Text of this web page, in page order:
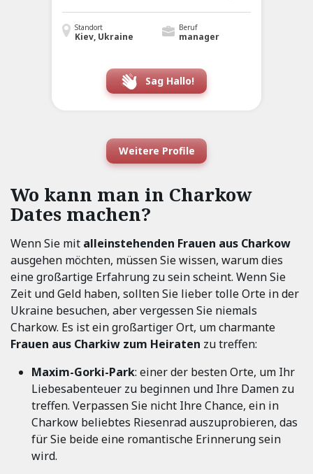
Standort
Kiev, Ukraine
Beruf
manager
Sag Hallo!
Weitere Profile
Wo kann man in Charkow
Dates machen?
Wenn Sie mit alleinstehenden Frauen aus Charkow
ausgehen möchten, müssen Sie wissen, warum dies
eine großartige Erfahrung zu sein scheint. Wenn Sie
Zeit und Geld haben, sollten Sie lieber tolle Orte in der
Ukraine besuchen, aber vergessen Sie niemals
Charkow. Es ist ein großartiger Ort, um charmante
Frauen aus Charkiw zum Heiraten zu treffen:
Maxim-Gorki-Park: einer der besten Orte, um Ihr
Liebesabenteuer zu beginnen und Ihre Damen zu
treffen. Verpassen Sie nicht Ihre Chance, ein in
Charkow beliebtes Riesenrad auszuprobieren, das
für Sie beide eine romantische Erinnerung sein
wird.